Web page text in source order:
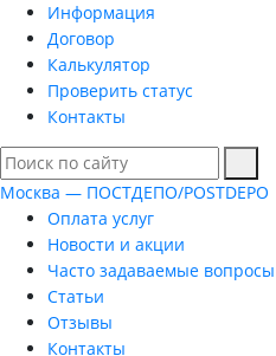
Информация
Договор
Калькулятор
Проверить статус
Контакты
Москва — ПОСТДЕПО/POSTDEPO
Оплата услуг
Новости и акции
Часто задаваемые вопросы
Статьи
Отзывы
Контакты